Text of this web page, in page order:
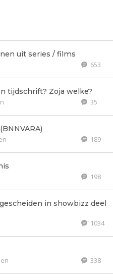
uit series / films
653
tijdschrift? Zoja welke?
35
189
198
in showbizz deel
1034
338